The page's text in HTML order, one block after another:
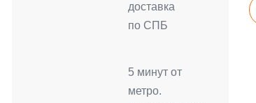
доставка
по СПБ
5 минут от
метро.